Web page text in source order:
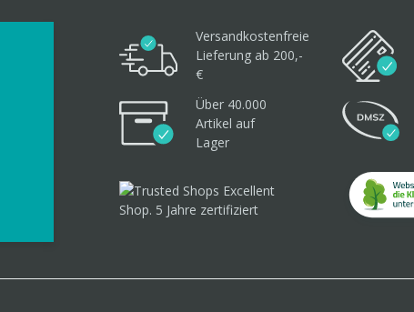
Versandkostenfreie
Lieferung ab 200,-
€
Über 40.000
Artikel auf
Lager